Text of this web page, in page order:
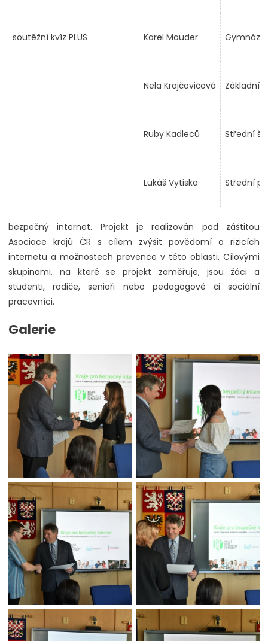
soutěžní kvíz PLUS Karel Mauder
Nela Krajčovičová Základní
Ruby Kadleců Střední
Lukáš Vytiska Střední
bezpečný internet. Projekt je realizován pod záštitou
Asociace krajů ČR s cílem zvýšit povědomí o rizicích
internetu a možnostech prevence v této oblasti. Cílovými
skupinami, na které se projekt zaměřuje, jsou žáci a
studenti, rodiče, senioři nebo pedagogové či sociální
pracovníci.
Galerie